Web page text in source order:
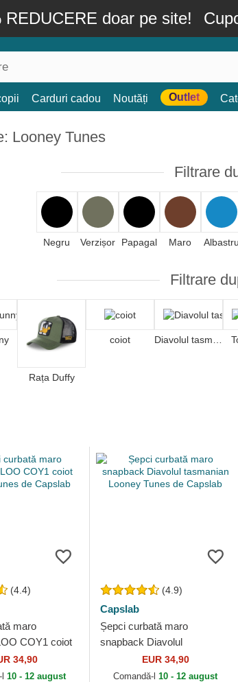
REDUCERE doar pe site!
Carduri cadou Noutăți Outlet
Looney Tunes
Filtrare
Negru Verzișor Papagal Maro Albastru
Filtrare
Rața Duffy
coiot Diavolul tasmanian
(4.4)
maro
COY1 coiot
de Capslab
34,90
l10 - 12 august
(4.9)
Capslab
Șepci curbată maro
snapback Diavolul
tasmanian Looney Tunes de
Capslab
EUR 34,90
Comandă-l10 - 12 august